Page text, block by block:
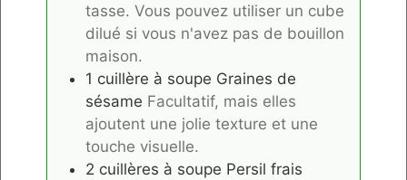
tasse. Vous pouvez utiliser un cube
dilué si vous n'avez pas de bouillon
maison.
1 cuillère à soupe Graines de
sésame Facultatif, mais elles
ajoutent une jolie texture et une
touche visuelle.
2 cuillères à soupe Persil frais